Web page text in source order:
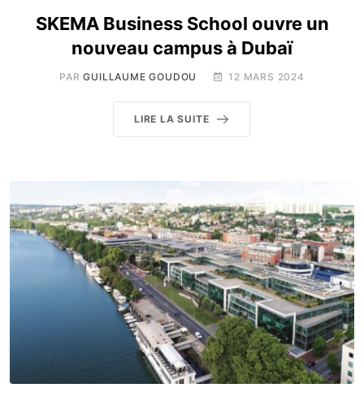
SKEMA Business School ouvre un
nouveau campus à Dubaï
PARGUILLAUME GOUDOU 12 MARS 2024
LIRE LA SUITE